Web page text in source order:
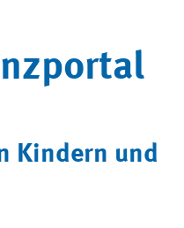
Kindern und